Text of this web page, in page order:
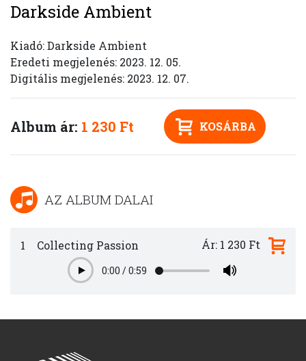
Darkside Ambient
Kiadó: Darkside Ambient
Eredeti megjelenés: 2023. 12. 05.
Digitális megjelenés: 2023. 12. 07.
Album ár: 1 230 Ft KOSÁRBA
AZ ALBUM DALAI
1 Collecting Passion
Play0:00 /0:59
Ár: 1 230 Ft